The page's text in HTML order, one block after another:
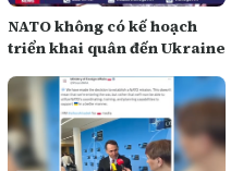
NATO không có kế hoạch
triển khai quân đến Ukraine